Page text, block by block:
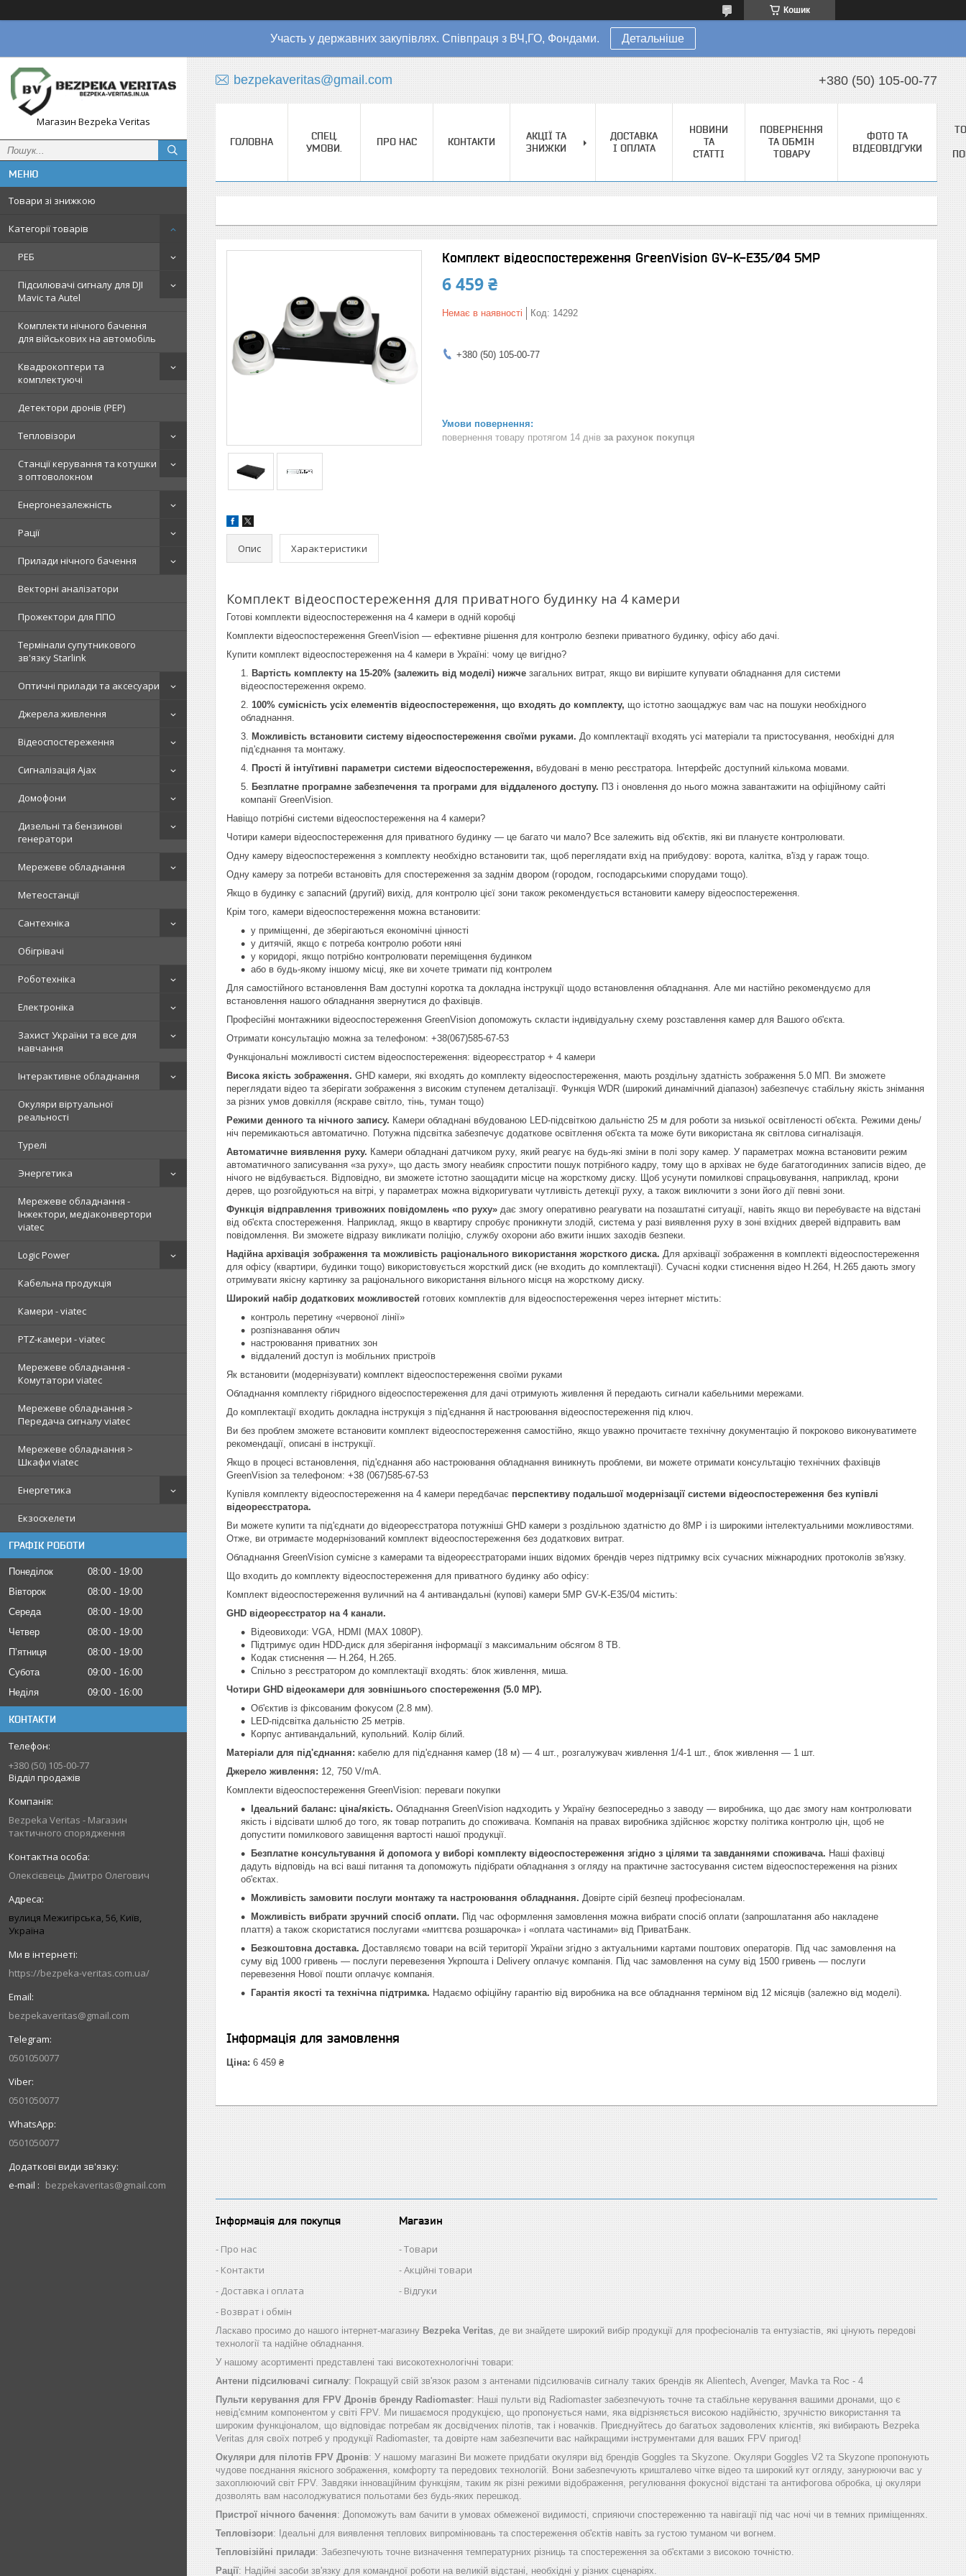
Кошик
Участь у державних закупівлях. Співпраця з ВЧ,ГО, Фондами. Детальніше
Магазин Bezpeka Veritas
Товари зі знижкою
Категорії товарів
РЕБ
Підсилювачі сигналу для DJI
Mavic та Autel
Комплекти нічного бачення
для військових на автомобіль
Квадрокоптери та
комплектуючі
Детектори дронів (РЕР)
Тепловізори
Станції керування та котушки
з оптоволокном
Енергонезалежність
Рації
Прилади нічного бачення
Векторні аналізатори
Прожектори для ППО
Термінали супутникового
зв'язку Starlink
Оптичні прилади та аксесуари
Джерела живлення
Відеоспостереження
Сигналізація Ajax
Домофони
Дизельні та бензинові
генератори
Мережеве обладнання
Метеостанції
Сантехніка
Обігрівачі
Роботехніка
Електроніка
Захист України та все для
навчання
Інтерактивне обладнання
Окуляри віртуальної
реальності
Турелі
Энергетика
Мережеве обладнання -
Інжектори, медіаконвертори
viatec
Logic Power
Кабельна продукція
Камери - viatec
PTZ-камери - viatec
Мережеве обладнання -
Комутатори viatec
Мережеве обладнання >
Передача сигналу viatec
Мережеве обладнання >
Шкафи viatec
Енергетика
Екзоскелети
ГРАФІК РОБОТИ
Понеділок 08:00
19:00
Вівторок
08:00
19:00
Середа
08:00
19:00
Четвер
08:00
19:00
Пʼятниця
08:00
19:00
Субота
09:00
16:00
Неділя
09:00 16:00
КОНТАКТИ
+380 (50) 105-00-77
Відділ продажів
Bezpeka Veritas - Магазин
тактичного спорядження
Олексієвець Дмитро Олегович
вулиця Межигірська, 56, Київ,
Україна
https://bezpeka-veritas.com.ua/
bezpekaveritas@gmail.com
0501050077
0501050077
0501050077
e-mail bezpekaveritas@gmail.com
bezpekaveritas@gmail.com +380 (50) 105-00-77
ГОЛОВНА
СПЕЦ.
УМОВИ.
ПРО НАС КОНТАКТИ
АКЦІЇ ТА
ЗНИЖКИ
ДОСТАВКА
І ОПЛАТА
НОВИНИ
ТА
СТАТТІ
ПОВЕРНЕННЯ
ТА ОБМІН
ТОВАРУ
ФОТО ТА
ВІДЕОВІДГУКИ
Комплект відеоспостереження GreenVision GV-K-E35/04 5MP
6 459 ₴
Немає в наявності Код: 14292
+380 (50) 105-00-77
повернення товару протягом 14 днів за рахунок покупця
Опис Характеристики
Комплект відеоспостереження для приватного будинку на 4 камери
Готові комплекти відеоспостереження на 4 камери в одній коробці
Комплекти відеоспостереження GreenVision — ефективне рішення для контролю безпеки приватного будинку, офісу або дачі.
Купити комплект відеоспостереження на 4 камери в Україні: чому це вигідно?
Вартість комплекту на 15-20% (залежить від моделі) нижче загальних витрат, якщо ви вирішите купувати обладнання для системи
відеоспостереження окремо.
100% сумісність усіх елементів відеоспостереження, що входять до комплекту, що істотно заощаджує вам час на пошуки необхідного
обладнання.
Можливість встановити систему відеоспостереження своїми руками. До комплектації входять усі матеріали та пристосування, необхідні для
під'єднання та монтажу.
Прості й інтуїтивні параметри системи відеоспостереження, вбудовані в меню реєстратора. Інтерфейс доступний кількома мовами.
Безплатне програмне забезпечення та програми для віддаленого доступу. ПЗ і оновлення до нього можна завантажити на офіційному сайті
компанії GreenVision.
Навіщо потрібні системи відеоспостереження на 4 камери?
Чотири камери відеоспостереження для приватного будинку — це багато чи мало? Все залежить від об'єктів, які ви плануєте контролювати.
Одну камеру відеоспостереження з комплекту необхідно встановити так, щоб переглядати вхід на прибудову: ворота, калітка, в'їзд у гараж тощо.
Одну камеру за потреби встановіть для спостереження за заднім двором (городом, господарськими спорудами тощо).
Якщо в будинку є запасний (другий) вихід, для контролю цієї зони також рекомендується встановити камеру відеоспостереження.
Крім того, камери відеоспостереження можна встановити:
у приміщенні, де зберігаються економічні цінності
у дитячій, якщо є потреба контролю роботи няні
у коридорі, якщо потрібно контролювати переміщення будинком
або в будь-якому іншому місці, яке ви хочете тримати під контролем
Для самостійного встановлення Вам доступні коротка та докладна інструкції щодо встановлення обладнання. Але ми настійно рекомендуємо для
встановлення нашого обладнання звернутися до фахівців.
Професійні монтажники відеоспостереження GreenVision допоможуть скласти індивідуальну схему розставлення камер для Вашого об'єкта.
Отримати консультацію можна за телефоном: +38(067)585-67-53
Функціональні можливості систем відеоспостереження: відеореєстратор + 4 камери
Висока якість зображення. GHD камери, які входять до комплекту відеоспостереження, мають роздільну здатність зображення 5.0 МП. Ви зможете
переглядати відео та зберігати зображення з високим ступенем деталізації. Функція WDR (широкий динамічний діапазон) забезпечує стабільну якість знімання
за різних умов довкілля (яскраве світло, тінь, туман тощо)
Режими денного та нічного запису. Камери обладнані вбудованою LED-підсвіткою дальністю 25 м для роботи за низької освітленості об'єкта. Режими день/
ніч перемикаються автоматично. Потужна підсвітка забезпечує додаткове освітлення об'єкта та може бути використана як світлова сигналізація.
Автоматичне виявлення руху. Камери обладнані датчиком руху, який реагує на будь-які зміни в полі зору камер. У параметрах можна встановити режим
автоматичного записування «за руху», що дасть змогу неабияк спростити пошук потрібного кадру, тому що в архівах не буде багатогодинних записів відео, де
нічого не відбувається. Відповідно, ви зможете істотно заощадити місце на жорсткому диску. Щоб усунути помилкові спрацьовування, наприклад, крони
дерев, що розгойдуються на вітрі, у параметрах можна відкоригувати чутливість детекції руху, а також виключити з зони його дії певні зони.
Функція відправлення тривожних повідомлень «по руху» дає змогу оперативно реагувати на позаштатні ситуації, навіть якщо ви перебуваєте на відстані
від об'єкта спостереження. Наприклад, якщо в квартиру спробує проникнути злодій, система у разі виявлення руху в зоні вхідних дверей відправить вам
повідомлення. Ви зможете відразу викликати поліцію, службу охорони або вжити інших заходів безпеки.
Надійна архівація зображення та можливість раціонального використання жорсткого диска. Для архівації зображення в комплекті відеоспостереження
для офісу (квартири, будинки тощо) використовується жорсткий диск (не входить до комплектації). Сучасні кодки стиснення відео H.264, H.265 дають змогу
отримувати якісну картинку за раціонального використання вільного місця на жорсткому диску.
Широкий набір додаткових можливостей готових комплектів для відеоспостереження через інтернет містить:
контроль перетину «червоної лінії»
розпізнавання облич
настроювання приватних зон
віддалений доступ із мобільних пристроїв
Як встановити (модернізувати) комплект відеоспостереження своїми руками
Обладнання комплекту гібридного відеоспостереження для дачі отримують живлення й передають сигнали кабельними мережами.
До комплектації входить докладна інструкція з під'єднання й настроювання відеоспостереження під ключ.
Ви без проблем зможете встановити комплект відеоспостереження самостійно, якщо уважно прочитаєте технічну документацію й покроково виконуватимете
рекомендації, описані в інструкції.
Якщо в процесі встановлення, під'єднання або настроювання обладнання виникнуть проблеми, ви можете отримати консультацію технічних фахівців
GreenVision за телефоном: +38 (067)585-67-53
Купівля комплекту відеоспостереження на 4 камери передбачає перспективу подальшої модернізації системи відеоспостереження без купівлі
відеореєстратора.
Ви можете купити та під'єднати до відеореєстратора потужніші GHD камери з роздільною здатністю до 8МР і із широкими інтелектуальними можливостями.
Отже, ви отримаєте модернізований комплект відеоспостереження без додаткових витрат.
Обладнання GreenVision сумісне з камерами та відеореєстраторами інших відомих брендів через підтримку всіх сучасних міжнародних протоколів зв'язку.
Що входить до комплекту відеоспостереження для приватного будинку або офісу:
Комплект відеоспостереження вуличний на 4 антивандальні (купові) камери 5MP GV-K-E35/04 містить:
GHD відеореєстратор на 4 канали.
Відеовиходи: VGA, HDMI (MAX 1080P).
Підтримує один HDD-диск для зберігання інформації з максимальним обсягом 8 TB.
Кодак стиснення — H.264, H.265.
Спільно з реєстратором до комплектації входять: блок живлення, миша.
Чотири GHD відеокамери для зовнішнього спостереження (5.0 МР).
Об'єктив із фіксованим фокусом (2.8 мм).
LED-підсвітка дальністю 25 метрів.
Корпус антивандальний, купольний. Колір білий.
Матеріали для під'єднання: кабелю для під'єднання камер (18 м) — 4 шт., розгалужувач живлення 1/4-1 шт., блок живлення — 1 шт.
Джерело живлення: 12, 750 V/mA.
Комплекти відеоспостереження GreenVision: переваги покупки
Ідеальний баланс: ціна/якість. Обладнання GreenVision надходить у Україну безпосередньо з заводу — виробника, що дає змогу нам контролювати
якість і відсівати шлюб до того, як товар потрапить до споживача. Компанія на правах виробника здійснює жорстку політика контролю цін, щоб не
допустити помилкового завищення вартості нашої продукції.
Безплатне консультування й допомога у виборі комплекту відеоспостереження згідно з цілями та завданнями споживача. Наші фахівці
дадуть відповідь на всі ваші питання та допоможуть підібрати обладнання з огляду на практичне застосування систем відеоспостереження на різних
об'єктах.
Можливість замовити послуги монтажу та настроювання обладнання. Довірте сірій безпеці професіоналам.
Можливість вибрати зручний спосіб оплати. Під час оформлення замовлення можна вибрати спосіб оплати (запрошлатання або накладене
плаття) а також скористатися послугами «миттєва розшарочка» і «оплата частинами» від ПриватБанк.
Безкоштовна доставка. Доставляємо товари на всій території України згідно з актуальними картами поштових операторів. Під час замовлення на
суму від 1000 гривень — послуги перевезення Укрпошта і Delivery оплачує компанія. Під час замовлення на суму від 1500 гривень — послуги
перевезення Нової пошти оплачує компанія.
Гарантія якості та технічна підтримка. Надаємо офіційну гарантію від виробника на все обладнання терміном від 12 місяців (залежно від моделі).
Інформація для замовлення
Ціна: 6 459 ₴
Інформація для покупця
Про нас
Контакти
Доставка і оплата
Возврат і обмін
Магазин
Товари
Акційні товари
Відгуки
Ласкаво просимо до нашого інтернет-магазину Bezpeka Veritas, де ви знайдете широкий вибір продукції для професіоналів та ентузіастів, які цінують передові
технології та надійне обладнання.
У нашому асортименті представлені такі високотехнологічні товари:
Антени підсилювачі сигналу: Покращуй свій зв'язок разом з антенами підсилювачів сигналу таких брендів як Alientech, Avenger, Mavka та Roc - 4
Пульти керування для FPV Дронів бренду Radiomaster: Наші пульти від Radiomaster забезпечують точне та стабільне керування вашими дронами, що є
невід'ємним компонентом у світі FPV. Ми пишаємося продукцією, що пропонується нами, яка відрізняється високою надійністю, зручністю використання та
широким функціоналом, що відповідає потребам як досвідчених пілотів, так і новачків. Приєднуйтесь до багатьох задоволених клієнтів, які вибирають Bezpeka
Veritas для своїх потреб у продукції Radiomaster, та довірте нам забезпечити вас найкращими інструментами для ваших FPV пригод!
Окуляри для пілотів FPV Дронів: У нашому магазині Ви можете придбати окуляри від брендів Goggles та Skyzone. Окуляри Goggles V2 та Skyzone пропонують
чудове поєднання якісного зображення, комфорту та передових технологій. Вони забезпечують кришталево чітке відео та широкий кут огляду, занурюючи вас у
захоплюючий світ FPV. Завдяки інноваційним функціям, таким як різні режими відображення, регулювання фокусної відстані та антифогова обробка, ці окуляри
дозволять вам насолоджуватися польотами без будь-яких перешкод.
Пристрої нічного бачення: Допоможуть вам бачити в умовах обмеженої видимості, сприяючи спостереженню та навігації під час ночі чи в темних приміщеннях.
Тепловізори: Ідеальні для виявлення теплових випромінювань та спостереження об'єктів навіть за густою туманом чи вогнем.
Тепловізійні прилади: Забезпечують точне визначення температурних різниць та спостереження за об'єктами з високою точністю.
Рації: Надійні засоби зв'язку для командної роботи на великій відстані, необхідні у різних сценаріях.